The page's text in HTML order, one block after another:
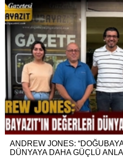
ANDREW JONES:
DÜNYAYA DAHA GÜÇLÜ